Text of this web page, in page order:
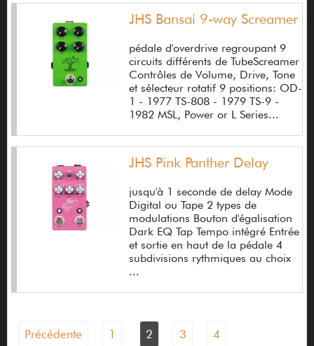
Catalinbread
Celestion
Celmo
Chaosound
Charvel
Chase Bliss Audio
Chatelier Frères
Chunk System
JHS Bansai 9-way Screamer
pédale d'overdrive regroupant 9
circuits différents de TubeScreamer
Contrôles de Volume, Drive, Tone
et sélecteur rotatif 9 positions: OD-
1 - 1977 TS-808 - 1979 TS-9 -
1982 MSL, Power or L Series...
JHS Pink Panther Delay
jusqu'à 1 seconde de delay Mode
Digital ou Tape 2 types de
modulations Bouton d'égalisation
Dark EQ Tap Tempo intégré Entrée
et sortie en haut de la pédale 4
subdivisions rythmiques au choix
...
Précédente 1 2 3 4